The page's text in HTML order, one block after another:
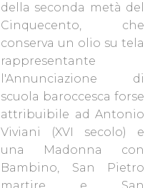
della seconda metà del
Cinquecento, che
conserva un olio su tela
rappresentante
l'Annunciazione di
scuola baroccesca forse
attribuibile ad Antonio
Viviani (XVI secolo) e
una Madonna con
Bambino, San Pietro